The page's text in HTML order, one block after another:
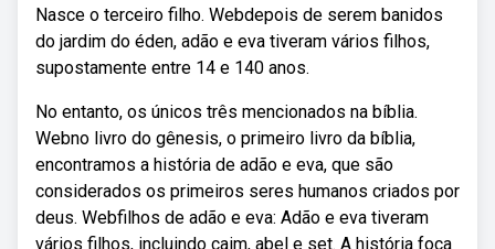
Nasce o terceiro filho. Webdepois de serem banidos
do jardim do éden, adão e eva tiveram vários filhos,
supostamente entre 14 e 140 anos.
No entanto, os únicos três mencionados na bíblia.
Webno livro do gênesis, o primeiro livro da bíblia,
encontramos a história de adão e eva, que são
considerados os primeiros seres humanos criados por
deus. Webfilhos de adão e eva: Adão e eva tiveram
vários filhos, incluindo caim, abel e set. A história foca